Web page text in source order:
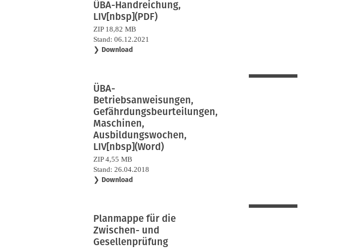
ÜBA-Handreichung,
LIV[nbsp](PDF)
ZIP 18,82 MB
Stand: 06.12.2021
❯ Download
ÜBA-
Betriebsanweisungen,
Gefährdungsbeurteilungen,
Maschinen,
Ausbildungswochen,
LIV[nbsp](Word)
ZIP 4,55 MB
Stand: 26.04.2018
❯ Download
Planmappe für die
Zwischen- und
Gesellenprüfung